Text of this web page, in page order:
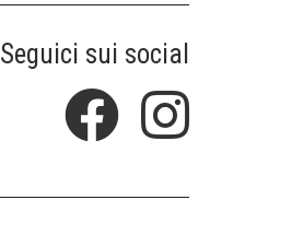
Seguici sui social